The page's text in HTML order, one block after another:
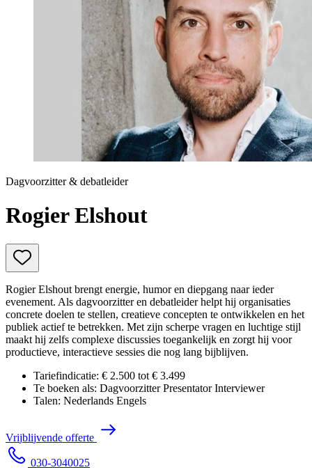
Prinsjesdag
Samenwerken
Sport
Technologie & Innovatie
Toekomst van werk
Trendwatchers
WK & EK Voetbal
Dagvoorzitter & debatleider
Rogier Elshout
Rogier Elshout brengt energie, humor en diepgang naar ieder
evenement. Als dagvoorzitter en debatleider helpt hij organisaties
concrete doelen te stellen, creatieve concepten te ontwikkelen en het
publiek actief te betrekken. Met zijn scherpe vragen en luchtige stijl
maakt hij zelfs complexe discussies toegankelijk en zorgt hij voor
productieve, interactieve sessies die nog lang bijblijven.
Tariefindicatie: € 2.500 tot € 3.499
Te boeken als: DagvoorzitterPresentatorInterviewer
Talen: Nederlands Engels
Vrijblijvende offerte
030-3040025